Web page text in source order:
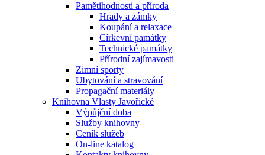
Pamětihodnosti a příroda
Hrady a zámky
Koupání a relaxace
Církevní památky
Technické památky
Přírodní zajímavosti
Zimní sporty
Ubytování a stravování
Propagační materiály
Knihovna Vlasty Javořické
Výpůjční doba
Služby knihovny
Ceník služeb
On-line katalog